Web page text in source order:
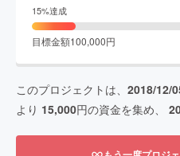
15%達成
目標金額100,000円
このプロジェクトは、 2018/12/
より 15,000円の資金を集め、